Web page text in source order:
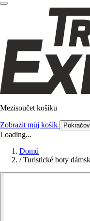
Mezisoučet košíku
Zobrazit můj košík
Loading...
Domů
/ Turistické boty